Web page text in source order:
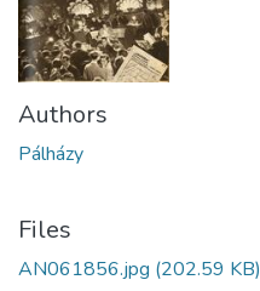
Authors
Pálházy
Files
AN061856.jpg (202.59 KB)